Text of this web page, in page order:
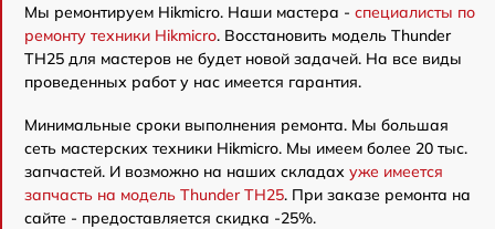
Мы ремонтируем Hikmicro. Наши мастера - специалисты по
ремонту техники Hikmicro. Восстановить модель Thunder
TH25 для мастеров не будет новой задачей. На все виды
проведенных работ у нас имеется гарантия.
Минимальные сроки выполнения ремонта. Мы большая
сеть мастерских техники Hikmicro. Мы имеем более 20 тыс.
запчастей. И возможно на наших складах уже имеется
запчасть на модель Thunder TH25. При заказе ремонта на
сайте - предоставляется скидка -25%.